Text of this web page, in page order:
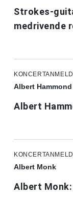
Strokes-
medrivende
Albert Hammond
Albert
Albert Monk
Albert